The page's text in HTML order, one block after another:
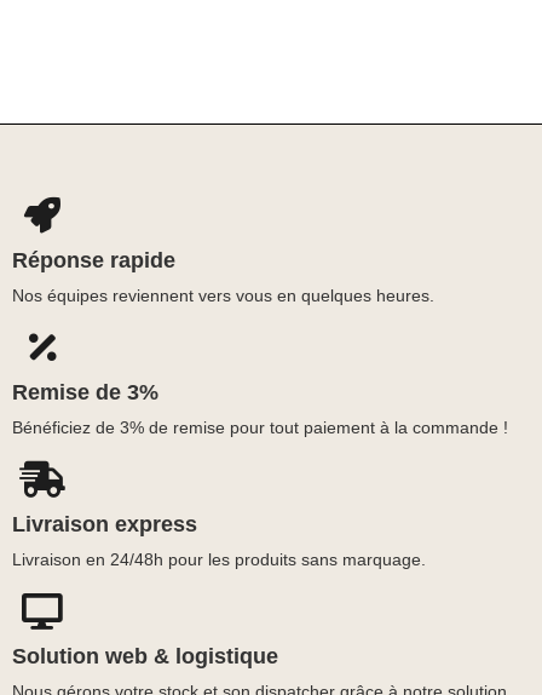
Réponse rapide
Nos équipes reviennent vers vous en quelques heures.
Remise de 3%
Bénéficiez de 3% de remise pour tout paiement à la commande !
Livraison express
Livraison en 24/48h pour les produits sans marquage.
Solution web & logistique
Nous gérons votre stock et son dispatcher grâce à notre solution